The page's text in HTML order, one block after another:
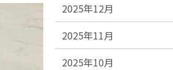
2025年12月
2025年11月
2025年10月